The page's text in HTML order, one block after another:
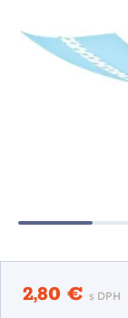
2,80 € s DPH